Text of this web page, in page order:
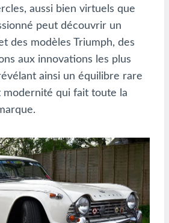
aussi bien virtuels que
peut découvrir un
des modèles Triumph, des
aux innovations les plus
ainsi un équilibre rare
qui fait toute la